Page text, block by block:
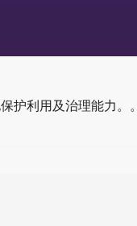
利用及治理能力。。